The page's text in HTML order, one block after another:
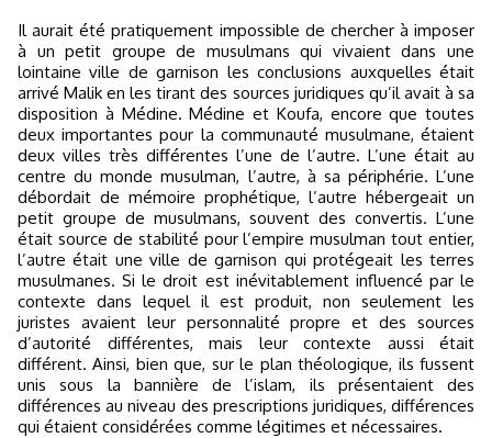
Il aurait été pratiquement impossible de chercher à imposer
à un petit groupe de musulmans qui vivaient dans une
lointaine ville de garnison les conclusions auxquelles était
arrivé Malik en les tirant des sources juridiques qu’il avait à sa
disposition à Médine. Médine et Koufa, encore que toutes
deux importantes pour la communauté musulmane, étaient
deux villes très différentes l’une de l’autre. L’une était au
centre du monde musulman, l’autre, à sa périphérie. L’une
débordait de mémoire prophétique, l’autre hébergeait un
petit groupe de musulmans, souvent des convertis. L’une
était source de stabilité pour l’empire musulman tout entier,
l’autre était une ville de garnison qui protégeait les terres
musulmanes. Si le droit est inévitablement influencé par le
contexte dans lequel il est produit, non seulement les
juristes avaient leur personnalité propre et des sources
d’autorité différentes, mais leur contexte aussi était
différent. Ainsi, bien que, sur le plan théologique, ils fussent
unis sous la bannière de l’islam, ils présentaient des
différences au niveau des prescriptions juridiques, différences
qui étaient considérées comme légitimes et nécessaires.